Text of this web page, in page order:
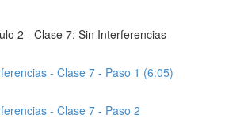
2 - Clase 7: Sin Interferencias
- Clase 7 - Paso 1 (6:05)
- Clase 7 - Paso 2